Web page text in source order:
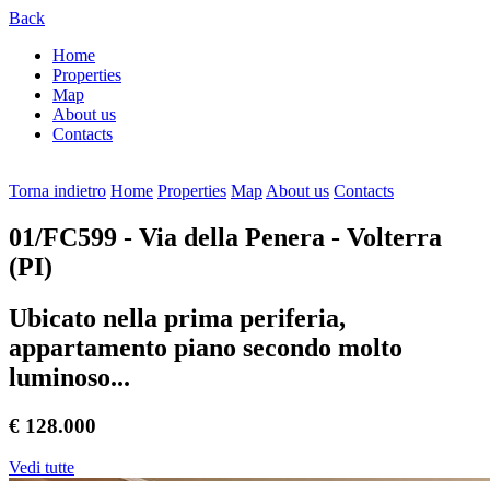
Back
Home
Properties
Map
About us
Contacts
Torna indietro Home Properties Map About us Contacts
01/FC599 - Via della Penera - Volterra
(PI)
Ubicato nella prima periferia,
appartamento piano secondo molto
luminoso...
€ 128.000
Vedi tutte